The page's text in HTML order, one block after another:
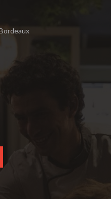
((öffnet ein neues